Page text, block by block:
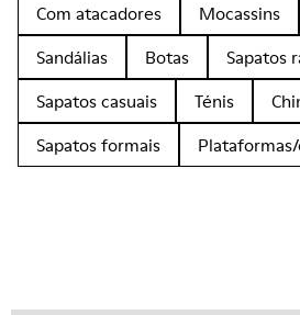
Com atacadores
Mocassins
Sandálias
Botas
Sapatos
Sapatos casuais
Ténis
Sapatos formais